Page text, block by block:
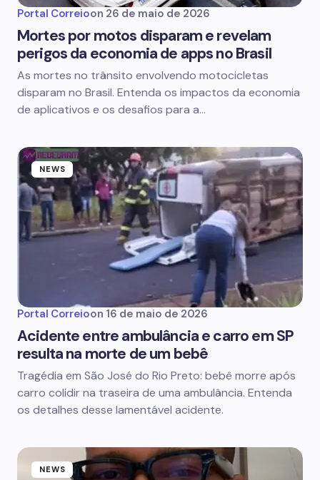
Portal Correioon 26 de maio de 2026
Mortes por motos disparam e revelam
perigos da economia de apps no Brasil
As mortes no trânsito envolvendo motocicletas
disparam no Brasil. Entenda os impactos da economia
de aplicativos e os desafios para a…
NEWS
Portal Correioon 16 de maio de 2026
Acidente entre ambulância e carro em SP
resulta na morte de um bebê
Tragédia em São José do Rio Preto: bebê morre após
carro colidir na traseira de uma ambulância. Entenda
os detalhes desse lamentável acidente.
NEWS